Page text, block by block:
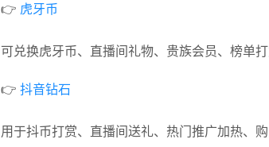
👉 虎牙币
可兑换虎牙币、直播间礼物、贵族会员、榜单
👉 抖音钻石
用于抖币打赏、直播间送礼、热门推广加热、